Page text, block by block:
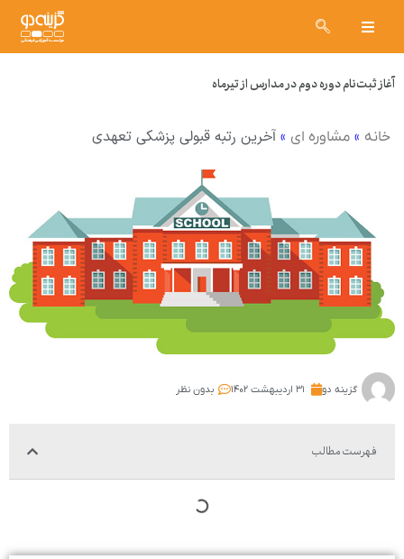
آغاز ثبت‌نام دوره دوم در مدارس از تیرماه
خانه » مشاوره ای » آخرین رتبه قبولی پزشکی تعهدی
گزینه دو ۳۱ اردیبهشت ۱۴۰۲ بدون نظر
فهرست مطالب